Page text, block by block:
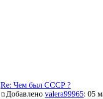
Re: Чем был СССР ?
Добавлено valera99965: 05